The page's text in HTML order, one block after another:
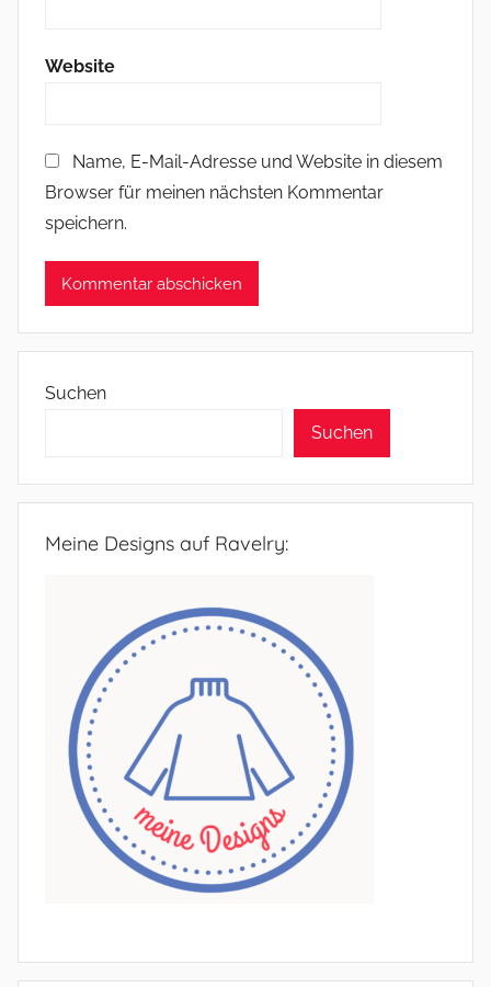
Website
Name, E-Mail-Adresse und Website in diesem
Browser für meinen nächsten Kommentar
speichern.
Suchen
Suchen
Meine Designs auf Ravelry: